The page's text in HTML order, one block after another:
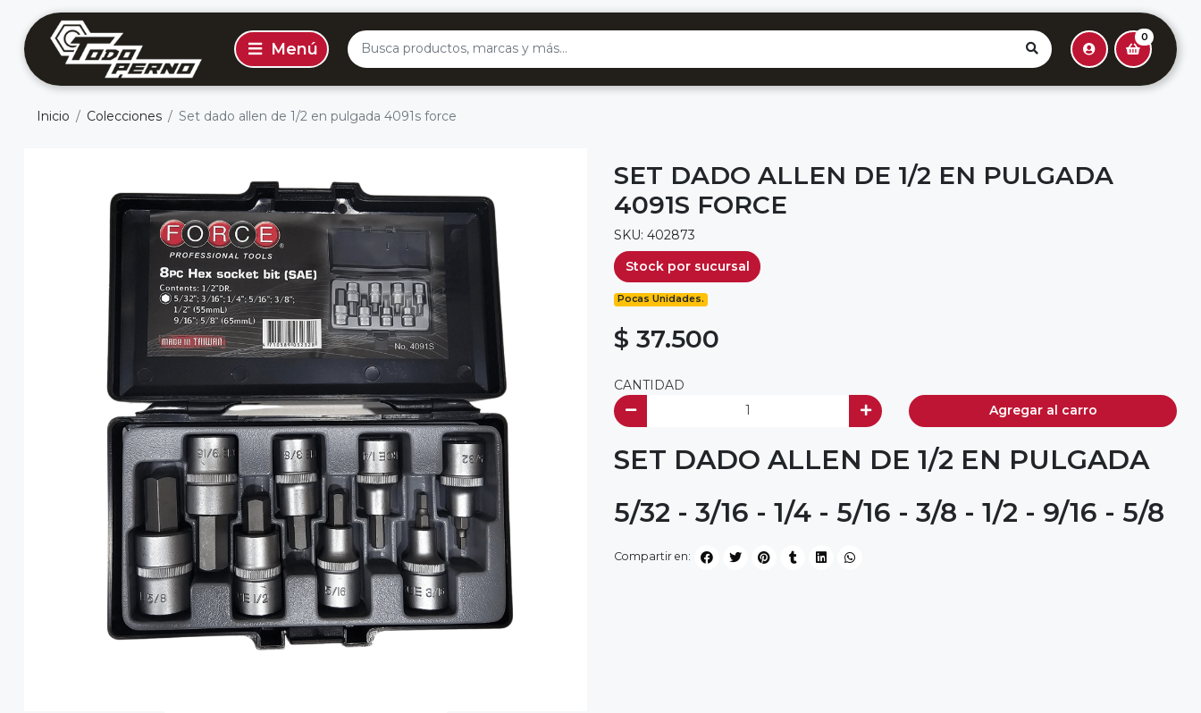
0
Inicio Colecciones Set dado allen de 1/2 en pulgada 4091s force
SET DADO ALLEN DE 1/2 EN PULGADA
4091S FORCE
SKU: 402873
Stock por sucursal
Pocas Unidades.
$ 37.500
CANTIDAD
Agregar al carro
SET DADO ALLEN DE 1/2 EN PULGADA
5/32 - 3/16 - 1/4 - 5/16 - 3/8 - 1/2 - 9/16 - 5/8
Compartir en: